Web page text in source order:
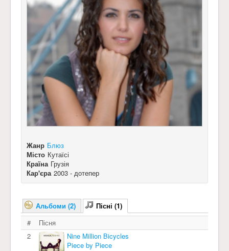
Жанр Блюз
Місто Кутаїсі
Країна Грузія
Кар'єра 2003 - дотепер
Альбоми (2)
Пісні (1)
#
Пісня
2
Nine Million Bicycles
Piece by Piece